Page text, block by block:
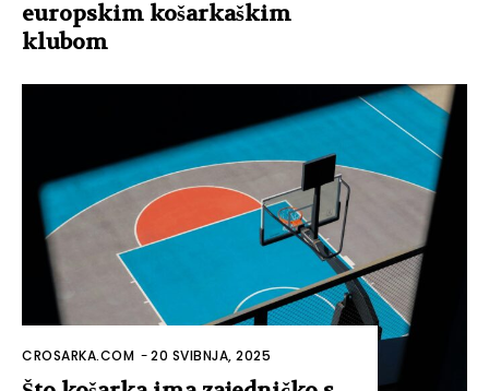
europskim košarkaškim
klubom
CROSARKA.COM -20 SVIBNJA, 2025